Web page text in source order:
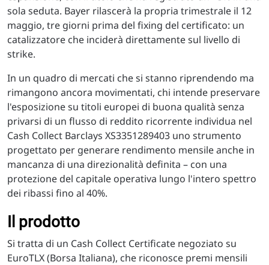
sola seduta. Bayer rilascerà la propria trimestrale il 12
maggio, tre giorni prima del fixing del certificato: un
catalizzatore che inciderà direttamente sul livello di
strike.
In un quadro di mercati che si stanno riprendendo ma
rimangono ancora movimentati, chi intende preservare
l'esposizione su titoli europei di buona qualità senza
privarsi di un flusso di reddito ricorrente individua nel
Cash Collect Barclays XS3351289403 uno strumento
progettato per generare rendimento mensile anche in
mancanza di una direzionalità definita – con una
protezione del capitale operativa lungo l'intero spettro
dei ribassi fino al 40%.
Il prodotto
Si tratta di un Cash Collect Certificate negoziato su
EuroTLX (Borsa Italiana), che riconosce premi mensili